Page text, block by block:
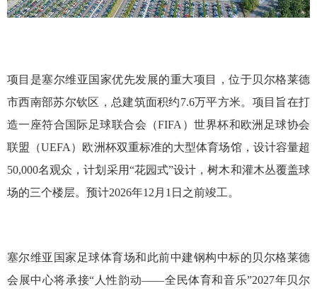
项目是塞尔维亚国家优先发展的重大项目，位于贝尔格莱德
市西南部苏尔钦区，总建筑面积约7.6万平方米。项目旨在打
造一座符合国际足球联合会（FIFA）世界杯和欧洲足球协会
联盟（UEFA）欧洲杯双重标准的大型体育场馆，设计容量超
50,000名观众，计划采用“花园式”设计，树木和灌木丛覆盖球
场的三个楼层。预计2026年12月1日之前竣工。
塞尔维亚国家足球体育场和此前中建钢构中标的贝尔格莱德
会展中心将承接“人性韵动——全民体育和音乐”2027年贝尔